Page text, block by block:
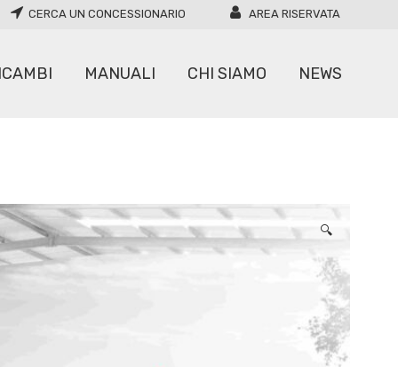
CERCA UN CONCESSIONARIO AREA RISERVATA
MOVIMENTATORI
MANUALI CHI SIAMO NEWS
🔍